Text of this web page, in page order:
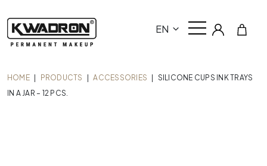
EN
HOME PRODUCTS ACCESSORIES
SILICONE CUPS INK TRAYS
IN A JAR – 12 PCS.